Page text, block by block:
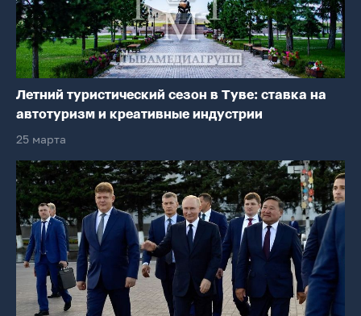
Летний туристический сезон в Туве: ставка на
автотуризм и креативные индустрии
25 марта